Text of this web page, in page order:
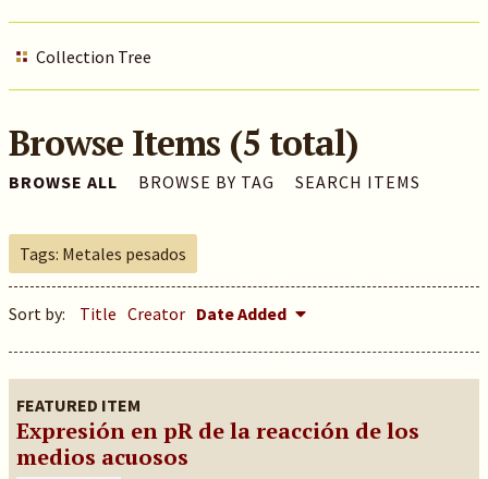
Collection Tree
Browse Items (5 total)
BROWSE ALL BROWSE BY TAG SEARCH ITEMS
Tags: Metales pesados
Sort by: Title Creator Date Added
FEATURED ITEM
Expresión en pR de la reacción de los
medios acuosos